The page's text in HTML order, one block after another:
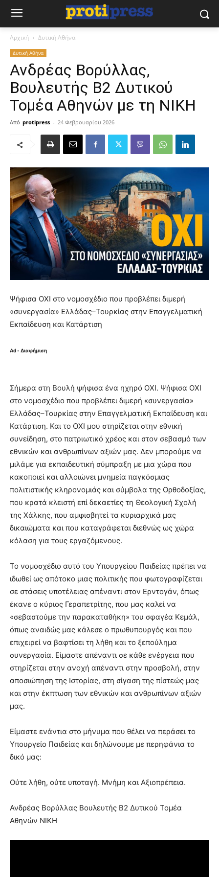
Αρχική Δυτική Αθήνα
Δυτική Αθήνα
Ανδρέας Βορύλλας,
Βουλευτής Β2 Δυτικού
Τομέα Αθηνών με τη ΝΙΚΗ
Από protipress - 24 Φεβρουαρίου 2026
Ψήφισα ΟΧΙ στο νομοσχέδιο που προβλέπει διμερή
«συνεργασία» Ελλάδας–Τουρκίας στην Επαγγελματική
Εκπαίδευση και Κατάρτιση
Ad - Διαφήμιση
Σήμερα στη Βουλή ψήφισα ένα ηχηρό ΟΧΙ. Ψήφισα ΟΧΙ
στο νομοσχέδιο που προβλέπει διμερή «συνεργασία»
Ελλάδας–Τουρκίας στην Επαγγελματική Εκπαίδευση και
Κατάρτιση. Και το ΟΧΙ μου στηρίζεται στην εθνική
συνείδηση, στο πατριωτικό χρέος και στον σεβασμό των
εθνικών και ανθρωπίνων αξιών μας. Δεν μπορούμε να
μιλάμε για εκπαιδευτική σύμπραξη με μια χώρα που
κακοποιεί και αλλοιώνει μνημεία παγκόσμιας
πολιτιστικής κληρονομιάς και σύμβολα της Ορθοδοξίας,
που κρατά κλειστή επί δεκαετίες τη Θεολογική Σχολή
της Χάλκης, που αμφισβητεί τα κυριαρχικά μας
δικαιώματα και που καταγράφεται διεθνώς ως χώρα
κόλαση για τους εργαζόμενους.
Το νομοσχέδιο αυτό του Υπουργείου Παιδείας πρέπει να
ιδωθεί ως απότοκο μιας πολιτικής που φωτογραφίζεται
σε στάσεις υποτέλειας απέναντι στον Ερντογάν, όπως
έκανε ο κύριος Γεραπετρίτης, που μας καλεί να
«σεβαστούμε την παρακαταθήκη» του σφαγέα Κεμάλ,
όπως αναιδώς μας κάλεσε ο πρωθυπουργός και που
επιχειρεί να βαφτίσει τη λήθη και το ξεπούλημα
συνεργασία. Είμαστε απέναντι σε κάθε ενέργεια που
στηρίζεται στην ανοχή απέναντι στην προσβολή, στην
αποσιώπηση της Ιστορίας, στη σίγαση της πίστεώς μας
και στην έκπτωση των εθνικών και ανθρωπίνων αξιών
μας.
Είμαστε ενάντια στο μήνυμα που θέλει να περάσει το
Υπουργείο Παιδείας και δηλώνουμε με περηφάνια το
δικό μας:
Ούτε λήθη, ούτε υποταγή. Μνήμη και Αξιοπρέπεια.
Ανδρέας Βορύλλας Βουλευτής Β2 Δυτικού Τομέα
Αθηνών ΝΙΚΗ